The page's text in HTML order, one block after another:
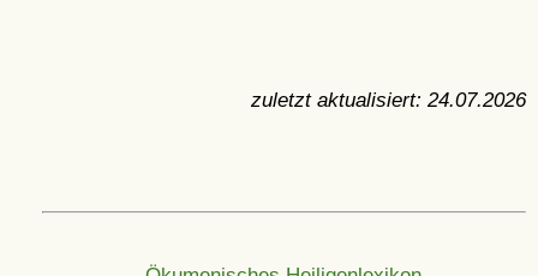
zuletzt aktualisiert: 24.07.2026